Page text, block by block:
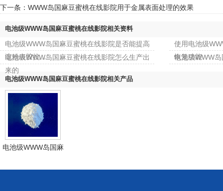
下一条： WWW岛国麻豆蜜桃在线影院用于金属表面处理的效果
电池级WWW岛国麻豆蜜桃在线影院相关资料
电池级WWW岛国麻豆蜜桃在线影院是否能提高
淀粉表胶抗...
使用电池级
恢复功能
电池级WWW岛国麻豆蜜桃在线影院怎么生产出
来的
电池级WWW
电池级WWW岛国麻豆蜜桃在线影院相关产品
电池级WWW岛国麻